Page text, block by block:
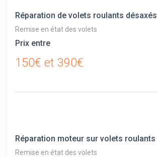
Réparation de volets roulants désaxés
Remise en état des volets
Prix entre
150€ et 390€
Réparation moteur sur volets roulants
Remise en état des volets